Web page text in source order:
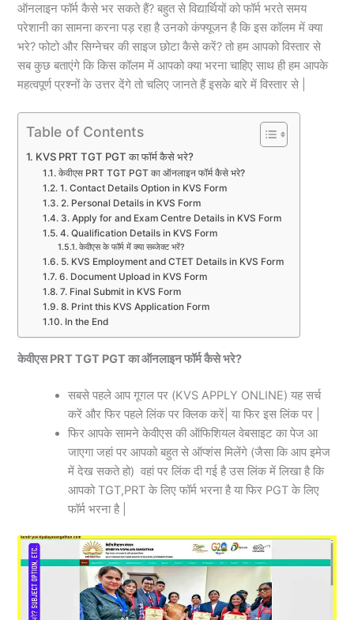
ऑनलाइन फॉर्म कैसे भर सकते हैं? बहुत से विद्यार्थियों को फॉर्म भरते समय
परेशानी का सामना करना पड़ रहा है उनको कंफ्यूजन है कि इस कॉलम में क्या
भरे? फोटो और सिग्नेचर की साइज छोटा कैसे करें? तो हम आपको विस्तार से
सब कुछ बताएंगे कि किस कॉलम में आपको क्या भरना चाहिए साथ ही हम आपके
महत्वपूर्ण प्रश्नों के उत्तर देंगे तो चलिए जानते हैं इसके बारे में विस्तार से |
Table of Contents
KVS PRT TGT PGT का फॉर्म कैसे भरे?
केवीएस PRT TGT PGT का ऑनलाइन फॉर्म कैसे भरे?
1. Contact Details Option in KVS Form
2. Personal Details in KVS Form
3. Apply for and Exam Centre Details in KVS Form
4. Qualification Details in KVS Form
केवीएस के फॉर्म में क्या सब्जेक्ट भरें?
5. KVS Employment and CTET Details in KVS Form
6. Document Upload in KVS Form
7. Final Submit in KVS Form
8. Print this KVS Application Form
In the End
केवीएस PRT TGT PGT का ऑनलाइन फॉर्म कैसे भरे?
सबसे पहले आप गूगल पर (KVS APPLY ONLINE) यह सर्च
करें और फिर पहले लिंक पर क्लिक करें| या फिर इस लिंक पर |
फिर आपके सामने केवीएस की ऑफिशियल वेबसाइट का पेज आ
जाएगा जहां पर आपको बहुत से ऑप्शंस मिलेंगे (जैसा कि आप इमेज
में देख सकते हो) वहां पर लिंक दी गई है उस लिंक में लिखा है कि
आपको TGT,PRT के लिए फॉर्म भरना है या फिर PGT के लिए
फॉर्म भरना है |